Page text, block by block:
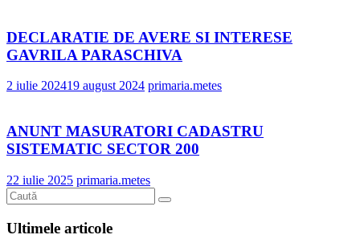
DECLARATIE DE AVERE SI INTERESE
GAVRILA PARASCHIVA
2 iulie 202419 august 2024 primaria.metes
ANUNT MASURATORI CADASTRU
SISTEMATIC SECTOR 200
22 iulie 2025 primaria.metes
Ultimele articole